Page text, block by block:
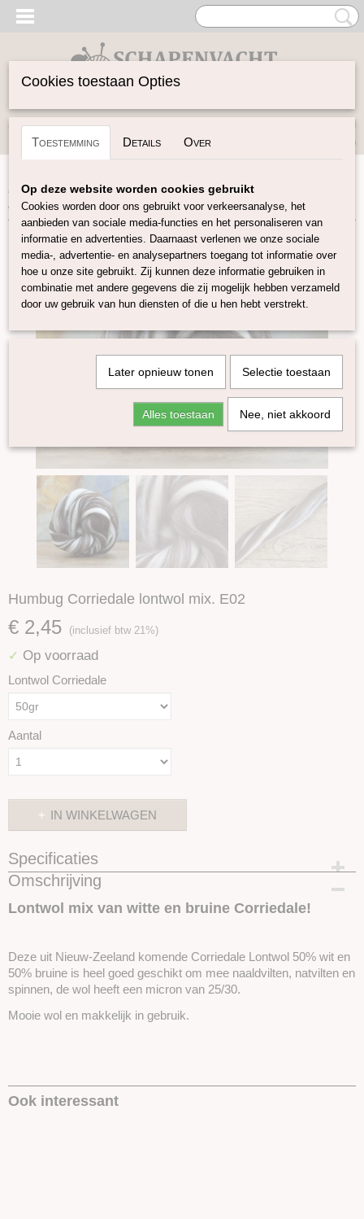
Inloggen Registreren
(0)
Home>Vilten>Naturel Lontwol>Humbug Corriedale
lontwol mix. E02
Humbug Corriedale lontwol mix. E02
€ 2,45 (inclusief btw 21%)
✓ Op voorraad
Lontwol Corriedale
Aantal
IN WINKELWAGEN
Specificaties
Productcode
Omschrijving
Lontwol mix van witte en bruine Corriedale!
Deze uit Nieuw-Zeeland komende Corriedale Lontwol 50% wit en
50% bruine is heel goed geschikt om mee naaldvilten, natvilten en
spinnen, de wol heeft een micron van 25/30.
Mooie wol en makkelijk in gebruik.
Ook interessant
Cookies toestaan Opties
Toestemming Details Over
Op deze website worden cookies gebruikt
Cookies worden door ons gebruikt voor verkeersanalyse, het
aanbieden van sociale media-functies en het personaliseren van
informatie en advertenties. Daarnaast verlenen we onze sociale
media-, advertentie- en analysepartners toegang tot informatie over
hoe u onze site gebruikt. Zij kunnen deze informatie gebruiken in
combinatie met andere gegevens die zij mogelijk hebben verzameld
door uw gebruik van hun diensten of die u hen hebt verstrekt.
Later opnieuw tonen Selectie toestaan
Alles toestaan Nee, niet akkoord